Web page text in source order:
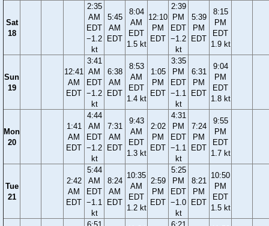
Sat
18
2:35
AM
EDT
−1.2
kt
5:45
AM
EDT
8:04
AM
EDT
1.5 kt
12:10
PM
EDT
2:39
PM
EDT
−1.2
kt
5:39
PM
EDT
8:15
PM
EDT
1.9 kt
Sun
19
12:41
AM
EDT
3:41
AM
EDT
−1.2
kt
6:38
AM
EDT
8:53
AM
EDT
1.4 kt
1:05
PM
EDT
3:35
PM
EDT
−1.1
kt
6:31
PM
EDT
9:04
PM
EDT
1.8 kt
Mon
20
1:41
AM
EDT
4:44
AM
EDT
−1.2
kt
7:31
AM
EDT
9:43
AM
EDT
1.3 kt
2:02
PM
EDT
4:31
PM
EDT
−1.1
kt
7:24
PM
EDT
9:55
PM
EDT
1.7 kt
Tue
21
2:42
AM
EDT
5:44
AM
EDT
−1.1
kt
8:24
AM
EDT
10:35
AM
EDT
1.2 kt
2:59
PM
EDT
5:25
PM
EDT
−1.0
kt
8:21
PM
EDT
10:50
PM
EDT
1.5 kt